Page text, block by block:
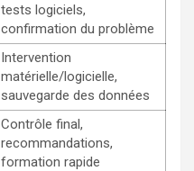
tests logiciels,
confirmation du problème
Intervention
matérielle/logicielle,
sauvegarde des données
Contrôle final,
recommandations,
formation rapide